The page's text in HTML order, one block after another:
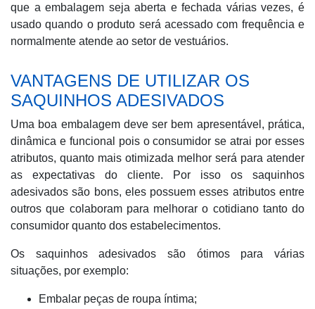
que a embalagem seja aberta e fechada várias vezes, é
usado quando o produto será acessado com frequência e
normalmente atende ao setor de vestuários.
VANTAGENS DE UTILIZAR OS
SAQUINHOS ADESIVADOS
Uma boa embalagem deve ser bem apresentável, prática,
dinâmica e funcional pois o consumidor se atrai por esses
atributos, quanto mais otimizada melhor será para atender
as expectativas do cliente. Por isso os saquinhos
adesivados são bons, eles possuem esses atributos entre
outros que colaboram para melhorar o cotidiano tanto do
consumidor quanto dos estabelecimentos.
Os saquinhos adesivados são ótimos para várias
situações, por exemplo:
Embalar peças de roupa íntima;